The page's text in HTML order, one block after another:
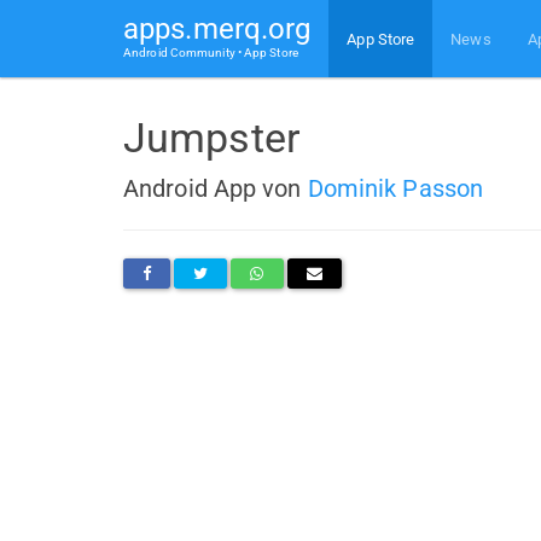
apps.merq.org
Android Community • App Store
App Store News
Jumpster
Android App von Dominik Passon